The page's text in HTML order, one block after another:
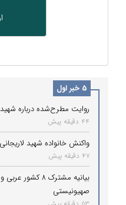
5 خبر اول
روایت مطرح‌شده درباره
44 دقیقه پیش
واکنش خانواده شهید
47 دقیقه پیش
بیانیه مشترک ۸
صهیونیستی